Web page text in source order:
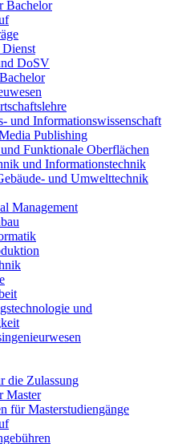
Bachelor
Dienst
DoSV
und Informationswissenschaft
Publishing
Funktionale Oberflächen
und Informationstechnik
und Umwelttechnik
Management
und
die Zulassung
Master
für Masterstudiengänge